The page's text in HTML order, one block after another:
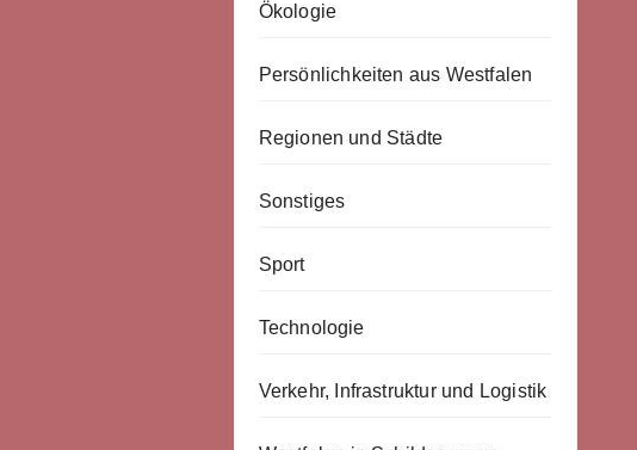
Ökologie
Persönlichkeiten aus Westfalen
Regionen und Städte
Sonstiges
Sport
Technologie
Verkehr, Infrastruktur und Logistik